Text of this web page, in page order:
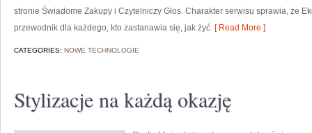
stronie Świadome Zakupy i Czytelniczy Głos. Charakter serwisu sprawia, że
przewodnik dla każdego, kto zastanawia się, jak żyć [ Read More ]
CATEGORIES: NOWE TECHNOLOGIE
Stylizacje na każdą okazję